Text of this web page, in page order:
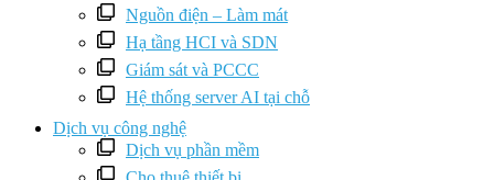
Nguồn điện – Làm mát
Hạ tầng HCI và SDN
Giám sát và PCCC
Hệ thống server AI tại chỗ
Dịch vụ công nghệ
Dịch vụ phần mềm